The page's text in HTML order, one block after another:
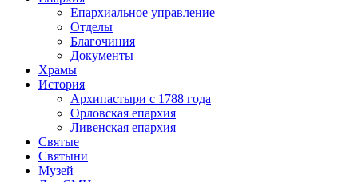
Епархиальное управление
Отделы
Благочиния
Документы
Храмы
История
Архипастыри с 1788 года
Орловская епархия
Ливенская епархия
Святые
Святыни
Музей